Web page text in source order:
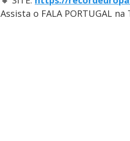
Assista o FALA PORTUGAL na